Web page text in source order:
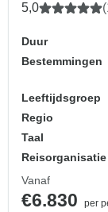
5,0
Duur
Bestemmingen
Leeftijdsgroep
Regio
Taal
Reisorganisatie
Vanaf
€6.830
per